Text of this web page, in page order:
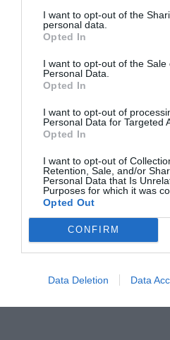
I want to opt-out of the
personal data.
Opted In
I want to opt-out of the Sale
Personal Data.
Opted In
I want to opt-out of
Personal Data for Targeted
Opted In
I want to opt-out of
Retention, Sale, and/or
Personal Data that Is
Purposes for which it was
Opted Out
CONFIRM
Data Deletion Data